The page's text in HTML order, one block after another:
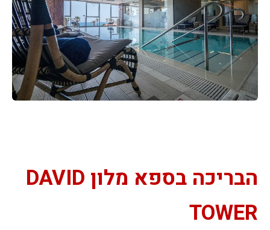
הבריכה בספא מלון DAVID
TOWER